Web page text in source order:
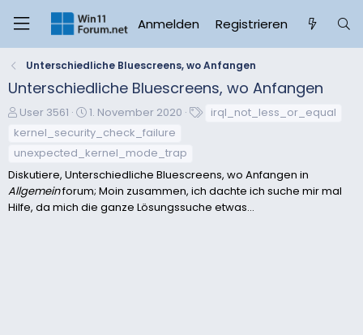
Anmelden Registrieren
Unterschiedliche Bluescreens, wo Anfangen
Unterschiedliche Bluescreens, wo Anfangen
E
t
e
l
l
User 3561
E
s
t
e
l
l
1. November 2020
a
g
w
irql_not_less_or_equal
kernel_security_check_failure
unexpected_kernel_mode_trap
Diskutiere, Unterschiedliche Bluescreens, wo Anfangen in
Allgemeinforum; Moin zusammen, ich dachte ich suche mir mal
Hilfe, da mich die ganze Lösungssuche etwas...